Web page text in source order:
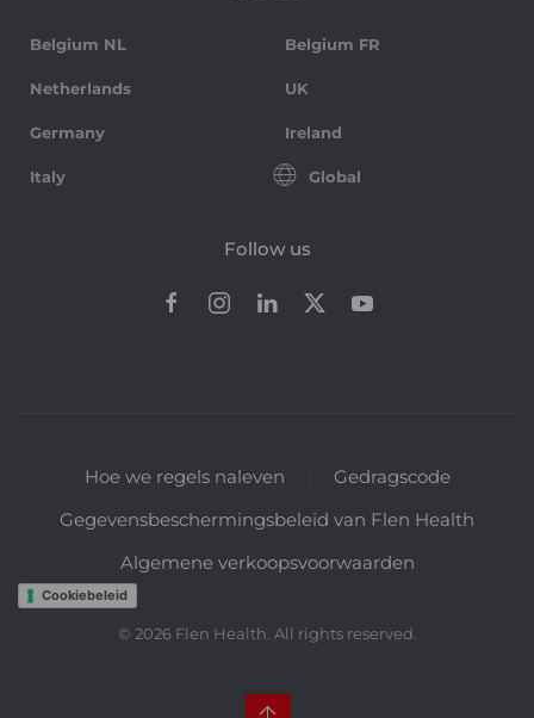
Belgium NL Belgium FR
Netherlands UK
Germany Ireland
Italy Global
Follow us
Hoe we regels naleven
Gedragscode
Gegevensbeschermingsbeleid van Flen Health
Algemene verkoopsvoorwaarden
Cookiebeleid
© 2026Flen Health. All rights reserved.